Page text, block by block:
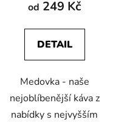
5,0
z
hvězdiček.
od 249 Kč
DETAIL
Medovka - naše
nejoblíbenější káva z
nabídky s nejvyšším